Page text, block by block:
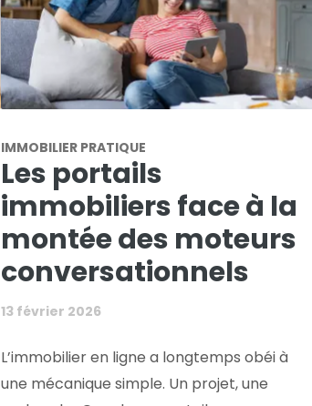
IMMOBILIER PRATIQUE
Les portails
immobiliers face à la
montée des moteurs
conversationnels
13 février 2026
L’immobilier en ligne a longtemps obéi à
une mécanique simple. Un projet, une